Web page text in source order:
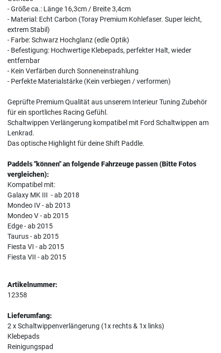
- Größe ca.: Länge 16,3cm / Breite 3,4cm
- Material: Echt Carbon (Toray Premium Kohlefaser. Super leicht,
extrem Stabil)
- Farbe: Schwarz Hochglanz (edle Optik)
- Befestigung: Hochwertige Klebepads, perfekter Halt, wieder
entfernbar
- Kein Verfärben durch Sonneneinstrahlung
- Perfekte Materialstärke (Kein verbiegen / verformen)
Geprüfte Premium Qualität aus unserem Interieur Tuning Zubehör
für ein sportliches Racing Gefühl.
Schaltwippen Verlängerung kompatibel mit Ford Schaltwippen am
Lenkrad.
Das optische Highlight für deine Shift Paddle.
Paddels "können" an folgende Fahrzeuge passen (Bitte Fotos
vergleichen):
Kompatibel mit:
Galaxy MK III - ab 2018
Mondeo IV - ab 2013
Mondeo V - ab 2015
Edge - ab 2015
Taurus - ab 2015
Fiesta VI - ab 2015
Fiesta VII - ab 2015
Artikelnummer:
12358
Lieferumfang:
2 x Schaltwippenverlängerung (1x rechts & 1x links)
Klebepads
Reinigungspad